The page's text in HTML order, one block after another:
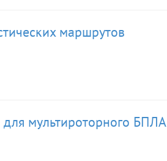
маршрутов
мультироторного БПЛА